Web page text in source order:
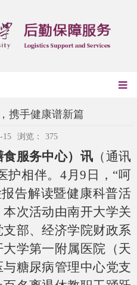
携手健康谱新篇
15 浏览： 375
服务中心）讯 （通讯
护相伴。4月9日，“呵
告解读暨健康科普活
次活动由南开大学关
部、经济学院财政系
学第一附属医院（天
糖尿病管理中心党支